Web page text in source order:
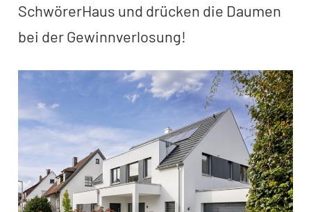
SchwörerHaus und drücken die Daumen
bei der Gewinnverlosung!